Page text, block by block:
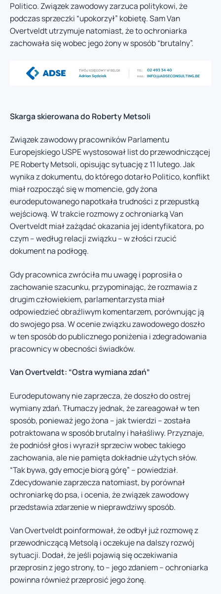
Politico. Związek zawodowy zarzuca politykowi, że
podczas sprzeczki “upokorzył” kobietę. Sam Van
Overtveldt utrzymuje natomiast, że to ochroniarka
zachowała się wobec jego żony w sposób “brutalny”.
Skarga skierowana do Roberty Metsoli
Związek zawodowy pracowników Parlamentu
Europejskiego USPE wystosował list do przewodniczącej
PE Roberty Metsoli, opisując sytuację z 11 lutego. Jak
wynika z dokumentu, do którego dotarło Politico, konflikt
miał rozpocząć się w momencie, gdy żona
eurodeputowanego napotkała trudności z przepustką
wejściową. W trakcie rozmowy z ochroniarką Van
Overtveldt miał zażądać okazania jej identyfikatora, po
czym – według relacji związku – w złości rzucić
dokument na podłogę.
Gdy pracownica zwróciła mu uwagę i poprosiła o
zachowanie szacunku, przypominając, że rozmawia z
drugim człowiekiem, parlamentarzysta miał
odpowiedzieć obraźliwym komentarzem, porównując ją
do swojego psa. W ocenie związku zawodowego doszło
w ten sposób do publicznego poniżenia i zdegradowania
pracownicy w obecności świadków.
Van Overtveldt: “Ostra wymiana zdań”
Eurodeputowany nie zaprzecza, że doszło do ostrej
wymiany zdań. Tłumaczy jednak, że zareagował w ten
sposób, ponieważ jego żona – jak twierdzi – została
potraktowana w sposób brutalny i hałaśliwy. Przyznaje,
że podniósł głos i wyraził sprzeciw wobec takiego
zachowania, ale nie pamięta dokładnie użytych słów.
“Tak bywa, gdy emocje biorą górę” – powiedział.
Zdecydowanie zaprzecza natomiast, by porównał
ochroniarkę do psa, i ocenia, że związek zawodowy
przedstawia zdarzenie w nieprawdziwy sposób.
Van Overtveldt poinformował, że odbył już rozmowę z
przewodniczącą Metsolą i oczekuje na dalszy rozwój
sytuacji. Dodał, że jeśli pojawią się oczekiwania
przeprosin z jego strony, to – jego zdaniem – ochroniarka
powinna również przeprosić jego żonę.